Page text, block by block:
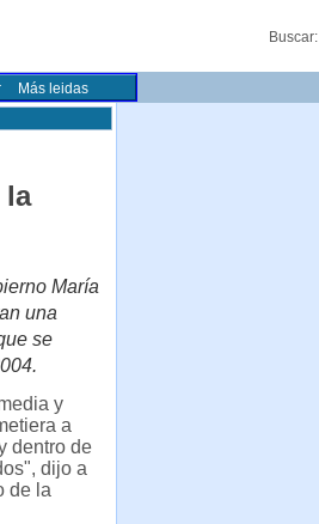
Buscar:
Más leidas
la
María
una
se
y
a
dentro de
dijo a
de la